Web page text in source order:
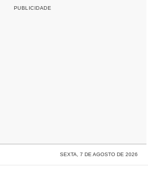
SEXTA, 7 DE AGOSTO DE 2026